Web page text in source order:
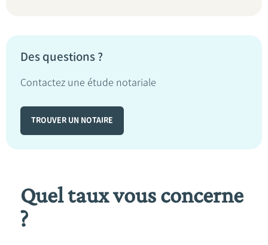
Des questions ?
Contactez une étude notariale
TROUVER UN NOTAIRE
Quel taux vous concerne
?